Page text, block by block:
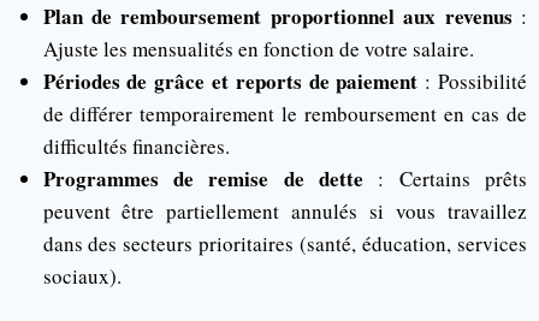
Plan de remboursement proportionnel aux revenus :
Ajuste les mensualités en fonction de votre salaire.
Périodes de grâce et reports de paiement : Possibilité
de différer temporairement le remboursement en cas de
difficultés financières.
Programmes de remise de dette : Certains prêts
peuvent être partiellement annulés si vous travaillez
dans des secteurs prioritaires (santé, éducation, services
sociaux).